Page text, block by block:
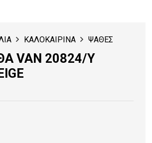
ΚΑΛΟΚΑΙΡΙΝΑ ΨΑΘΕΣ
VAN 20824/Y